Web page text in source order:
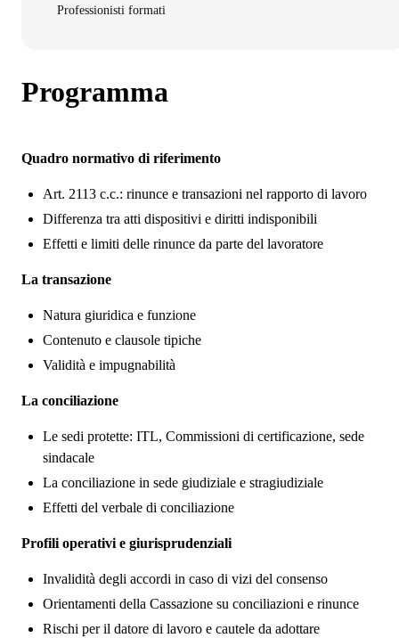
Professionisti formati
Programma
Quadro normativo di riferimento
Art. 2113 c.c.: rinunce e transazioni nel rapporto di lavoro
Differenza tra atti dispositivi e diritti indisponibili
Effetti e limiti delle rinunce da parte del lavoratore
La transazione
Natura giuridica e funzione
Contenuto e clausole tipiche
Validità e impugnabilità
La conciliazione
Le sedi protette: ITL, Commissioni di certificazione, sede
sindacale
La conciliazione in sede giudiziale e stragiudiziale
Effetti del verbale di conciliazione
Profili operativi e giurisprudenziali
Invalidità degli accordi in caso di vizi del consenso
Orientamenti della Cassazione su conciliazioni e rinunce
Rischi per il datore di lavoro e cautele da adottare